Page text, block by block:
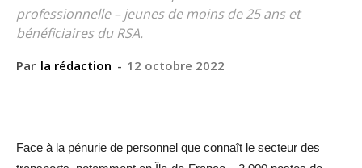
professionnelle – jeunes de moins de 25 ans et
bénéficiaires du RSA.
Par la rédaction - 12 octobre 2022
Face à la pénurie de personnel que connaît le secteur des